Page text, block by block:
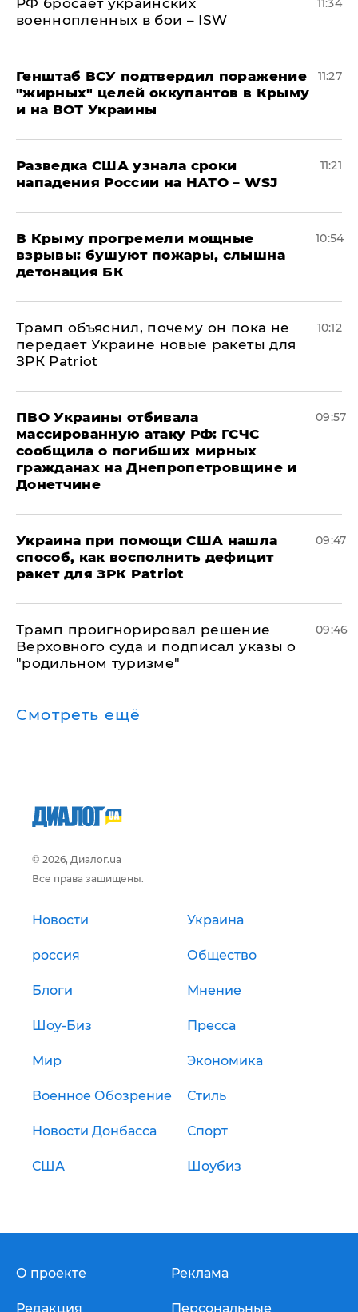
военнопленных в бои – ISW
Генштаб ВСУ подтвердил поражение
"жирных" целей оккупантов в Крыму
и на ВОТ Украины
11:27
Разведка США узнала сроки
нападения России на НАТО – WSJ
11:21
В Крыму прогремели мощные
взрывы: бушуют пожары, слышна
детонация БК
10:54
Трамп объяснил, почему он пока не
передает Украине новые ракеты для
ЗРК Patriot
10:12
ПВО Украины отбивала
массированную атаку РФ: ГСЧС
сообщила о погибших мирных
гражданах на Днепропетровщине и
Донетчине
09:57
Украина при помощи США нашла
способ, как восполнить дефицит
ракет для ЗРК Patriot
09:47
Трамп проигнорировал решение
Верховного суда и подписал указы о
"родильном туризме"
09:46
Смотреть ещё
© 2026, Диалог.ua
Все права защищены.
Новости Украина
россия Общество
Блоги Мнение
Шоу-Биз Пресса
Мир Экономика
Военное Обозрение Стиль
Новости Донбасса Спорт
США Шоубиз
О проекте
Редакция
Реклама
Персональные